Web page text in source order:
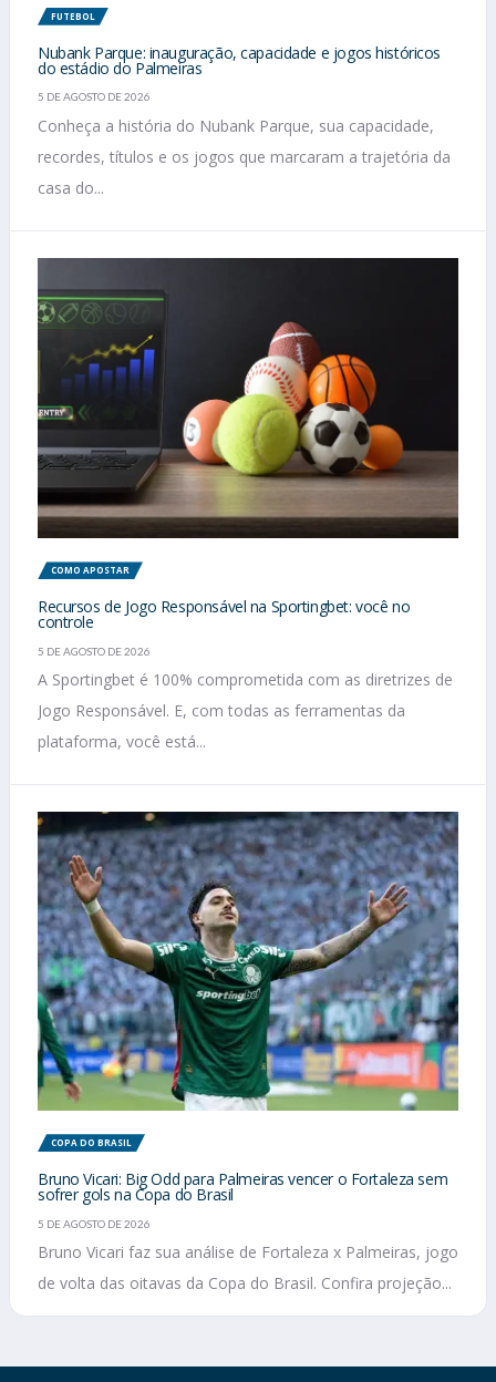
FUTEBOL
Nubank Parque: inauguração, capacidade e jogos históricos
do estádio do Palmeiras
5 DE AGOSTO DE 2026
Conheça a história do Nubank Parque, sua capacidade,
recordes, títulos e os jogos que marcaram a trajetória da
casa do...
COMO APOSTAR
Recursos de Jogo Responsável na Sportingbet: você no
controle
5 DE AGOSTO DE 2026
A Sportingbet é 100% comprometida com as diretrizes de
Jogo Responsável. E, com todas as ferramentas da
plataforma, você está...
COPA DO BRASIL
Bruno Vicari: Big Odd para Palmeiras vencer o Fortaleza sem
sofrer gols na Copa do Brasil
5 DE AGOSTO DE 2026
Bruno Vicari faz sua análise de Fortaleza x Palmeiras, jogo
de volta das oitavas da Copa do Brasil. Confira projeção...